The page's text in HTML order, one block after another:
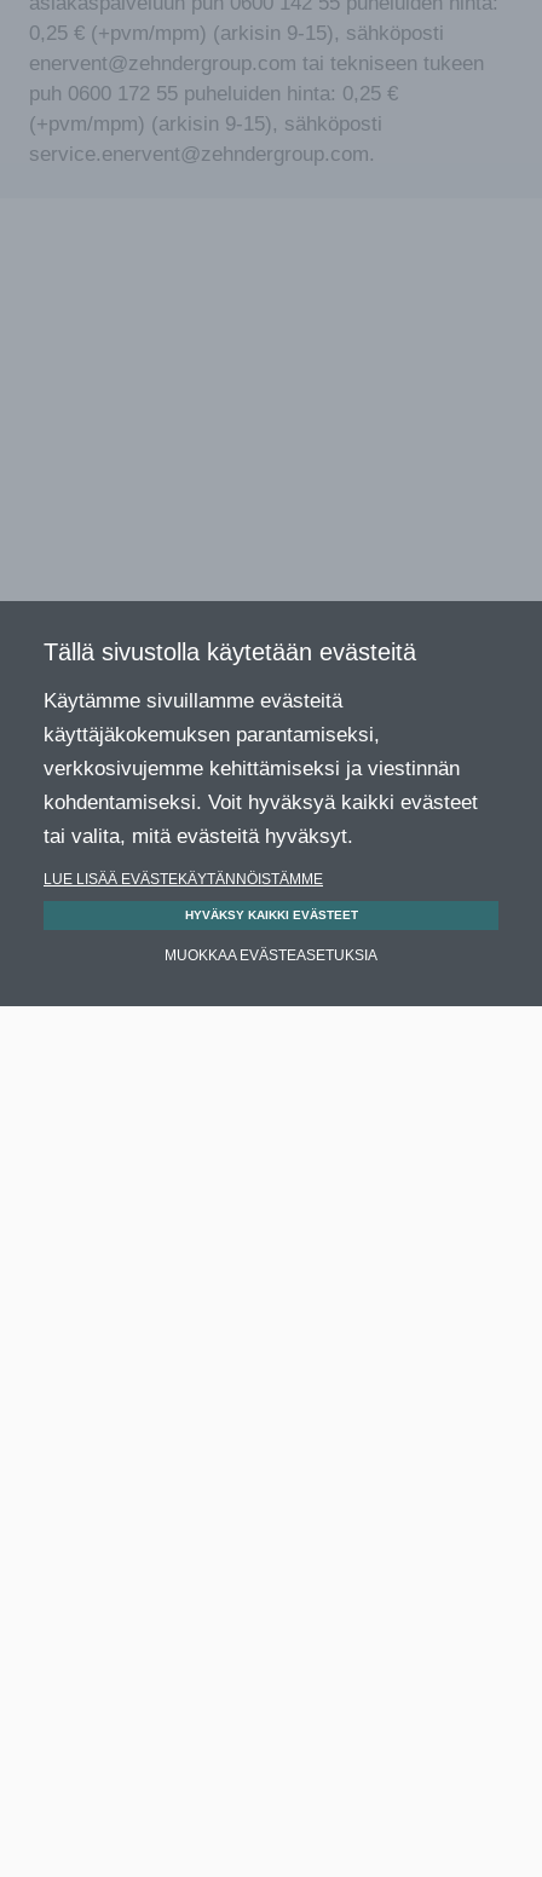
0,25 € (+pvm/mpm) (arkisin 9-15), sähköposti
enervent@zehndergroup.com tai tekniseen tukeen
puh 0600 172 55 puheluiden hinta: 0,25 €
(+pvm/mpm) (arkisin 9-15), sähköposti
service.enervent@zehndergroup.com.
Tällä sivustolla käytetään evästeitä
Käytämme sivuillamme evästeitä
käyttäjäkokemuksen parantamiseksi,
verkkosivujemme kehittämiseksi ja viestinnän
kohdentamiseksi. Voit hyväksyä kaikki evästeet
tai valita, mitä evästeitä hyväksyt.
LUE LISÄÄ EVÄSTEKÄYTÄNNÖISTÄMME
HYVÄKSY KAIKKI EVÄSTEET
MUOKKAA EVÄSTEASETUKSIA